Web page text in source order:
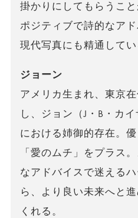
掛かりにしてもらうこと
ポジティブで詩的なア
現代写真にも精通してい
ジョーン
アメリカ生まれ、東京
し、ジョン（J・B・カ
における姉御的存在。
「愛のムチ」をプラス
なアドバイスで迷える
ら、より良い未来へと
くれる。